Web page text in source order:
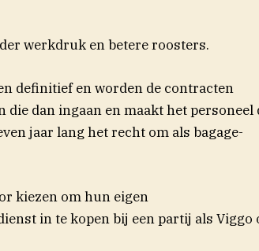
werkdruk en betere roosters.
definitief en worden de contracten
die dan ingaan en maakt het personeel
jaar lang het recht om als bagage-
kiezen om hun eigen
in te kopen bij een partij als Viggo